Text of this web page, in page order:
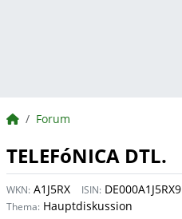
BörsenNEWS.de
Forum
TELEFóNICA DTL.
WKN: A1J5RX ISIN: DE000A1J5RX9
Thema: Hauptdiskussion